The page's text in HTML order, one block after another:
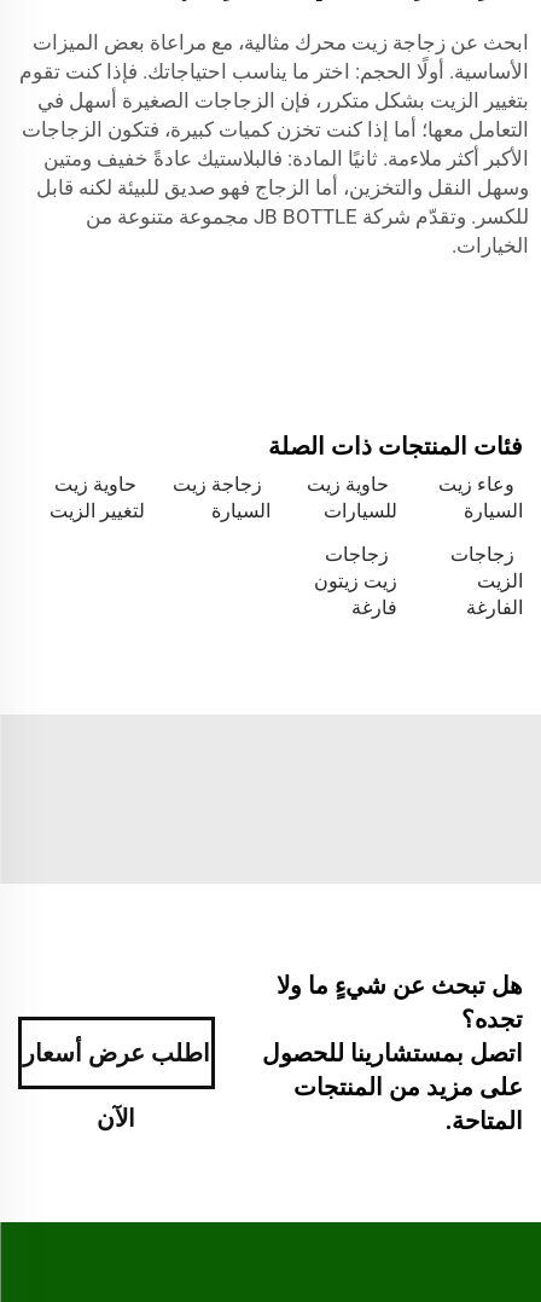
ابحث عن زجاجة زيت محرك مثالية، مع مراعاة بعض الميزات
الأساسية. أولًا الحجم: اختر ما يناسب احتياجاتك. فإذا كنت تقوم
بتغيير الزيت بشكل متكرر، فإن الزجاجات الصغيرة أسهل في
التعامل معها؛ أما إذا كنت تخزن كميات كبيرة، فتكون الزجاجات
الأكبر أكثر ملاءمة. ثانيًا المادة: فالبلاستيك عادةً خفيف ومتين
وسهل النقل والتخزين، أما الزجاج فهو صديق للبيئة لكنه قابل
للكسر. وتقدّم شركة JB BOTTLE مجموعة متنوعة من
الخيارات.
فئات المنتجات ذات الصلة
وعاء زيت
السيارة
حاوية زيت
للسيارات
زجاجة زيت
السيارة
حاوية زيت
لتغيير الزيت
زجاجات
الزيت
الفارغة
زجاجات
زيت زيتون
فارغة
هل تبحث عن شيءٍ ما ولا
تجده؟
اتصل بمستشارينا للحصول
على مزيد من المنتجات
المتاحة.
اطلب عرض أسعار
الآن